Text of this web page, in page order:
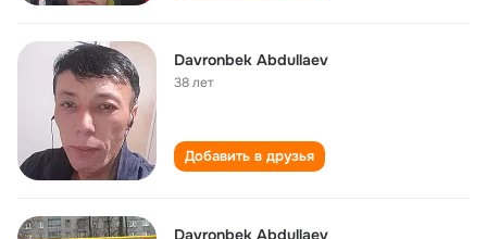
Davronbek Abdullaev
38 лет
Добавить в друзья
Davronbek Abdullaev